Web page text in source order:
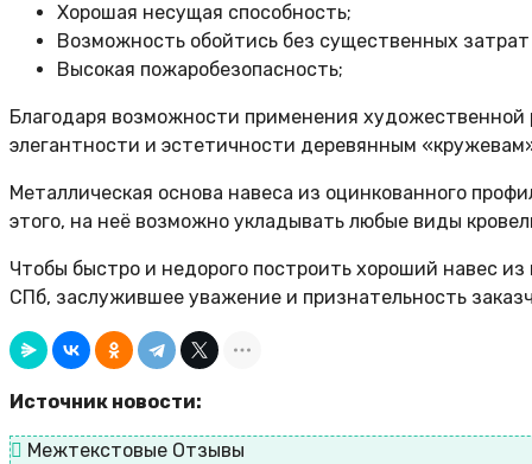
Хорошая несущая способность;
Возможность обойтись без существенных
Высокая пожаробезопасность;
Благодаря возможности применения художественной
элегантности и эстетичности деревянным
Металлическая основа навеса из оцинкованного
этого, на неё возможно укладывать любые виды
Чтобы быстро и недорого построить хороший навес
СПб, заслужившее уважение и признательность
Источник новости:
Межтекстовые Отзывы